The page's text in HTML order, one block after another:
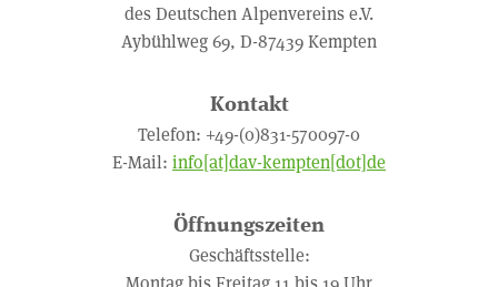
des Deutschen Alpenvereins e.V.
Aybühlweg 69, D-87439 Kempten
Kontakt
Telefon: +49-(0)831-570097-0
E-Mail: info[at]dav-kempten[dot]de
Öffnungszeiten
Geschäftsstelle:
Montag bis Freitag 11 bis 19 Uhr